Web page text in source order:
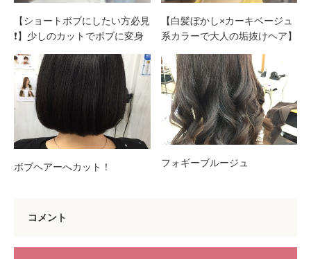
【ショートボブにしたい方必見
❗️】少しのカットでボブに変身
【白髪ぼかし×カーキベージュ
系カラーで大人の垢抜けヘア】
ボブヘアーへカット！ フォギーブルージュ
コメント